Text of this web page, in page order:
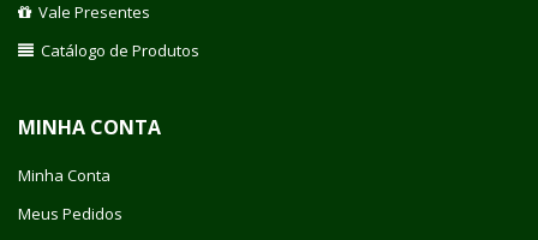
Vale Presentes
Catálogo de Produtos
MINHA CONTA
Minha Conta
Meus Pedidos